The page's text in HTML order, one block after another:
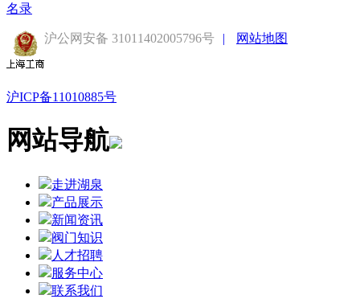
名录
沪公网安备 31011402005796号 | 网站地图
沪ICP备11010885号
网站导航
走进湖泉
产品展示
新闻资讯
阀门知识
人才招聘
服务中心
联系我们